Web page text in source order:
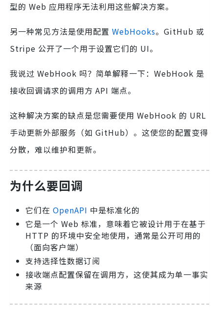
型的 Web 应用程序无法利用这些解决方案。
另一种常见方法是使用配置 WebHooks。GitHub 或
Stripe 公开了一个用于设置它们的 UI。
我说过 WebHook 吗？简单解释一下：WebHook 是
接收回调请求的调用方 API 端点。
这种解决方案的缺点是您需要使用 WebHook 的 URL
手动更新外部服务（如 GitHub）。这使您的配置变得
分散，难以维护和更新。
为什么要回调
它们在 OpenAPI 中是标准化的
它是一个 Web 标准，意味着它被设计用于在基于
HTTP 的环境中安全地使用，通常是公开可用的
（面向客户端）
支持选择性数据订阅
接收端点配置保留在调用方，这使其成为单一事实
来源